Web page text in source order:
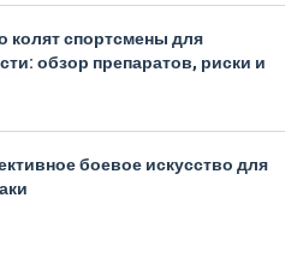
колят спортсмены для
обзор препаратов, риски и
боевое искусство для